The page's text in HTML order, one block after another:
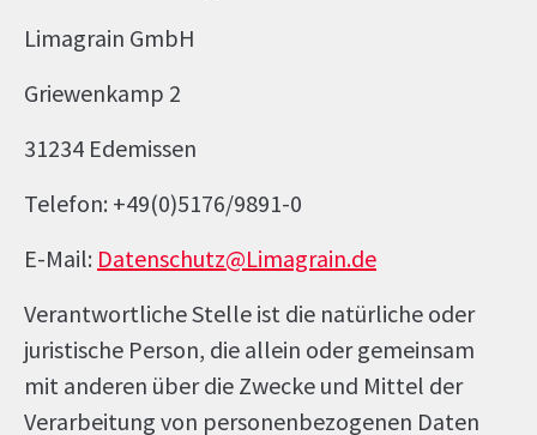
Limagrain GmbH
Griewenkamp 2
31234 Edemissen
Telefon: +49(0)5176/9891-0
E-Mail: Datenschutz@Limagrain.de
Verantwortliche Stelle ist die natürliche oder
juristische Person, die allein oder gemeinsam
mit anderen über die Zwecke und Mittel der
Verarbeitung von personenbezogenen Daten